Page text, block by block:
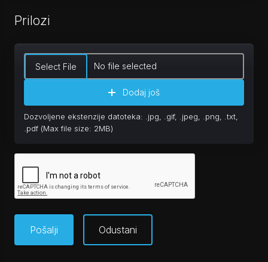
Prilozi
Select File No file selected
Dodaj još
Dozvoljene ekstenzije datoteka: .jpg, .gif, .jpeg, .png, .txt,
.pdf (Max file size: 2MB)
Odustani